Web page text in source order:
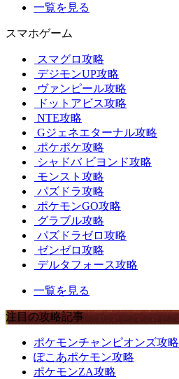
一覧を見る
スマホゲーム
スマグロ攻略
デジモンUP攻略
ヴァンピール攻略
ドットアビス攻略
NTE攻略
Gジェネエターナル攻略
ポケポケ攻略
シャドバ ビヨンド攻略
モンスト攻略
パズドラ攻略
ポケモンGO攻略
グラブル攻略
パズドラゼロ攻略
ゼンゼロ攻略
デルタフォース攻略
一覧を見る
注目の攻略記事
ポケモンチャンピオンズ攻略
ぽこあポケモン攻略
ポケモンZA攻略